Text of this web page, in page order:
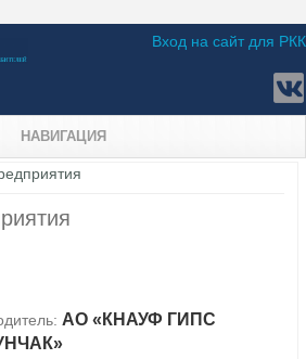
Вход на сайт для РКК
НАВИГАЦИЯ
АО «КНАУФ ГИПС